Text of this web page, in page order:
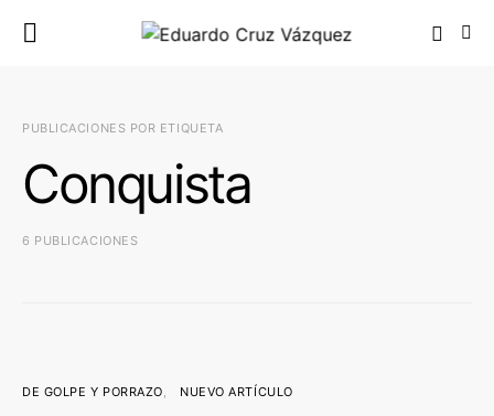
PUBLICACIONES POR ETIQUETA
Conquista
6 PUBLICACIONES
DE GOLPE Y PORRAZO NUEVO ARTÍCULO